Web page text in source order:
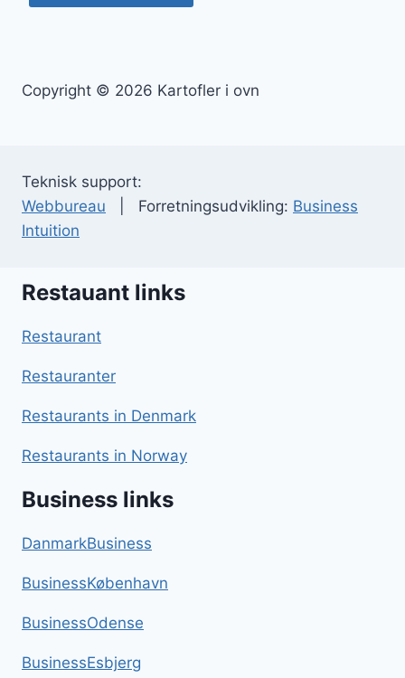
Copyright © 2026 Kartofler i ovn
Teknisk support:
Webbureau | Forretningsudvikling: Business
Intuition
Restauant links
Restaurant
Restauranter
Restaurants in Denmark
Restaurants in Norway
Business links
DanmarkBusiness
BusinessKøbenhavn
BusinessOdense
BusinessEsbjerg